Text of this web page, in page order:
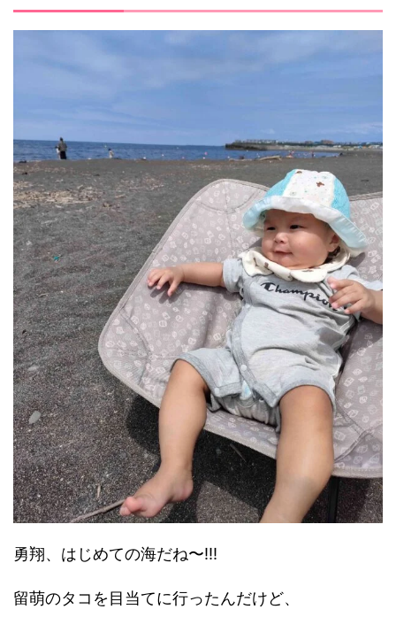
勇翔、はじめての海だね〜!!!
留萌のタコを目当てに行ったんだけど、